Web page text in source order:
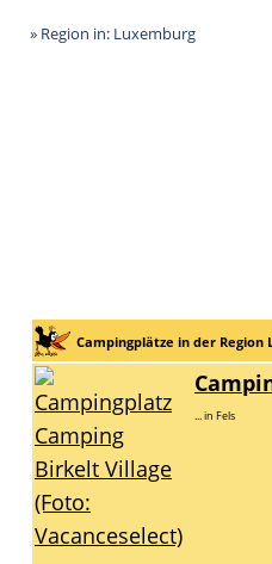
» Region in: Luxemburg
Campingplätze in der Region
... in Fels